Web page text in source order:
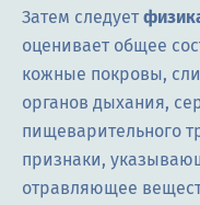
Затем следует
оценивает общее
кожные покровы,
органов дыхания,
пищеварительного
признаки,
отравляющее